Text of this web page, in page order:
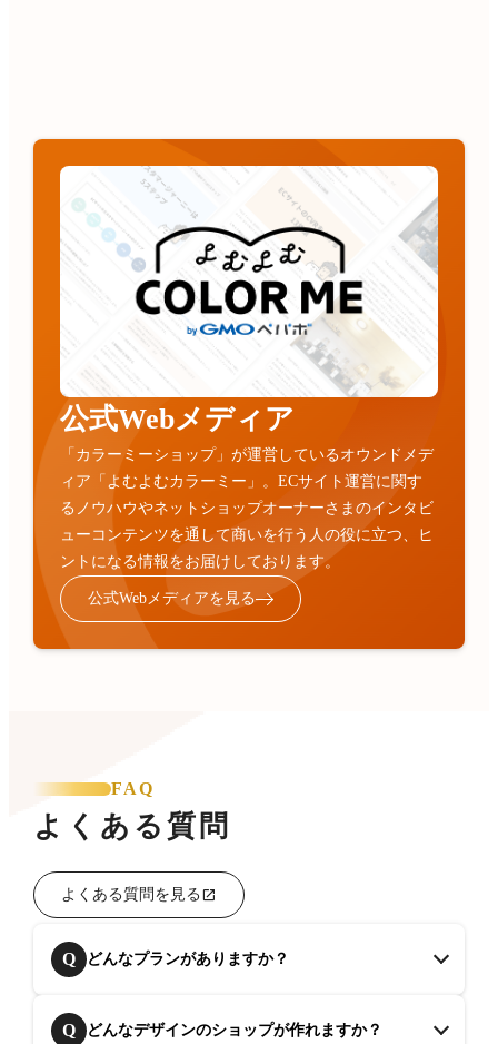
公式Webメディア
「カラーミーショップ」が運営しているオウンドメデ
ィア「よむよむカラーミー」。ECサイト運営に関す
るノウハウやネットショップオーナーさまのインタビ
ューコンテンツを通して商いを行う人の役に立つ、ヒ
ントになる情報をお届けしております。
公式Webメディアを見る
FAQ
よくある質問
よくある質問を見る
Q どんなプランがありますか？
Q どんなデザインのショップが作れますか？